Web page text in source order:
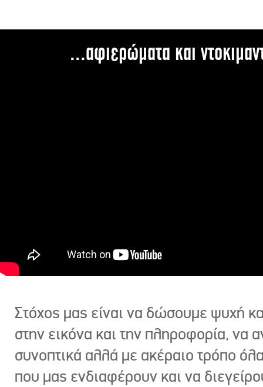
...αφιερώματα και
Στόχος μας είναι να δώσουμε ψυχή
στην εικόνα και την πληροφορία, να
συνοπτικά αλλά με ακέραιο τρόπο
που μας ενδιαφέρουν και να